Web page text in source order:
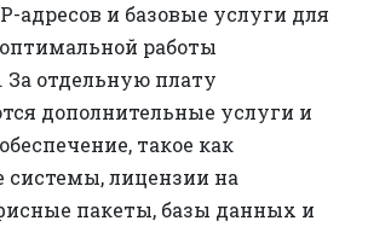
адресов и базовые услуги для
работы
За отдельную плату
дополнительные услуги и
такое как
системы, лицензии на
пакеты, базы данных и